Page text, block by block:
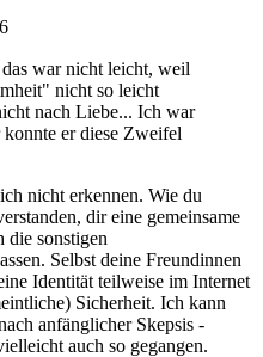
das war nicht leicht, weil
nicht so leicht
nach Liebe... Ich war
er diese Zweifel
nicht erkennen. Wie du
dir eine gemeinsame
die sonstigen
Selbst deine Freundinnen
Identität teilweise im Internet
Sicherheit. Ich kann
anfänglicher Skepsis -
auch so gegangen.